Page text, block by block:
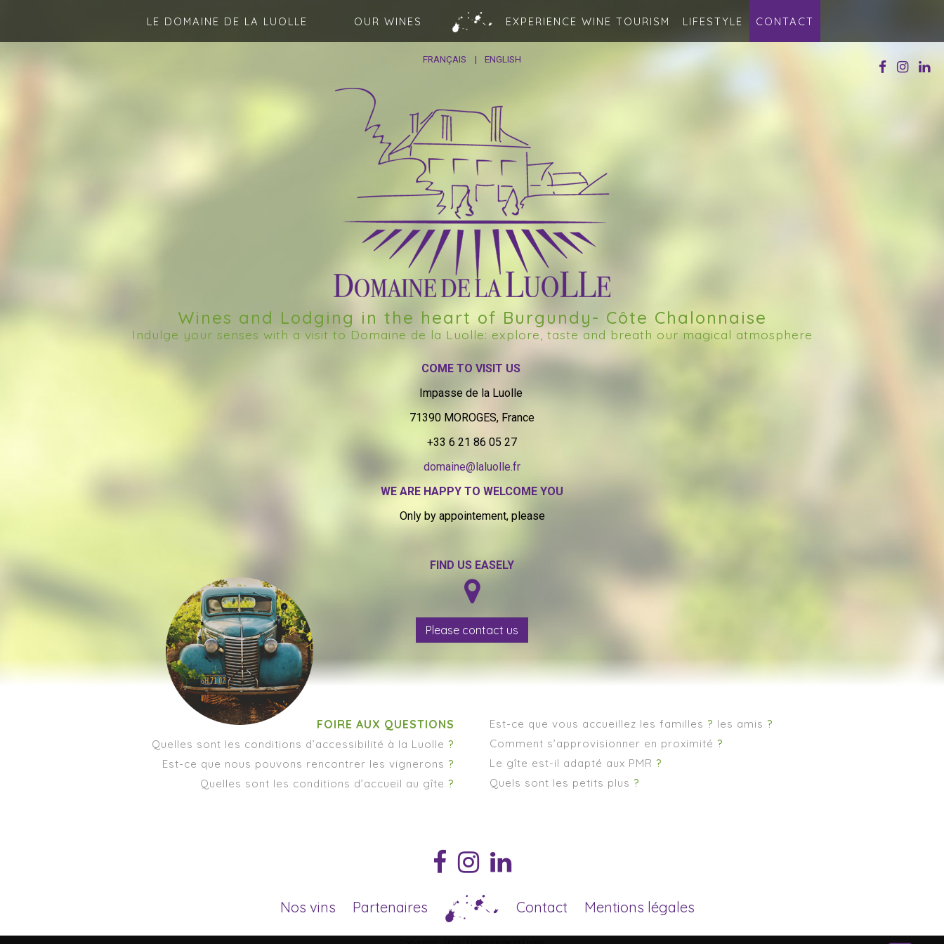
LE DOMAINE DE LA LUOLLE OUR WINES EXPERIENCE WINE TOURISM LIFESTYLE CONTACT
FRANÇAIS ENGLISH
Wines and Lodging in the heart of Burgundy- Côte Chalonnaise
Indulge your senses with a visit to Domaine de la Luolle: explore, taste and breath our magical atmosphere
COME TO VISIT US
Impasse de la Luolle
71390 MOROGES, France
+33 6 21 86 05 27
domaine@laluolle.fr
WE ARE HAPPY TO WELCOME YOU
Only by appointement, please
FIND US EASELY
Please contact us
FOIRE AUX QUESTIONS
Quelles sont les conditions d’accessibilité à la Luolle?
Est-ce que nous pouvons rencontrer les vignerons?
Quelles sont les conditions d’accueil au gîte?
Est-ce que vous accueillez les familles ? les amis ?
Comment s’approvisionner en proximité ?
Le gîte est-il adapté aux PMR ?
Quels sont les petits plus ?
Nos vins Partenaires Contact Mentions légales